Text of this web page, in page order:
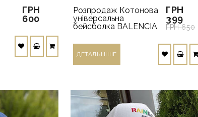
ГРН
600
Розпродаж Котонова
універсальна
бейсболка BALENCIA
ГРН
399
ГРН 650
ДЕТАЛЬНIШЕ